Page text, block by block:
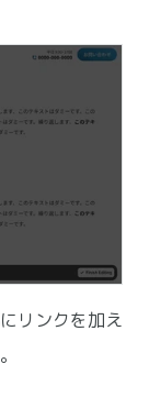
リンクを加え